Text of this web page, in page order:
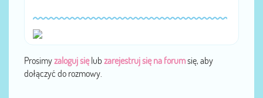
Prosimyzaloguj sięlub zarejestruj się na forumsię, aby
dołączyć do rozmowy.